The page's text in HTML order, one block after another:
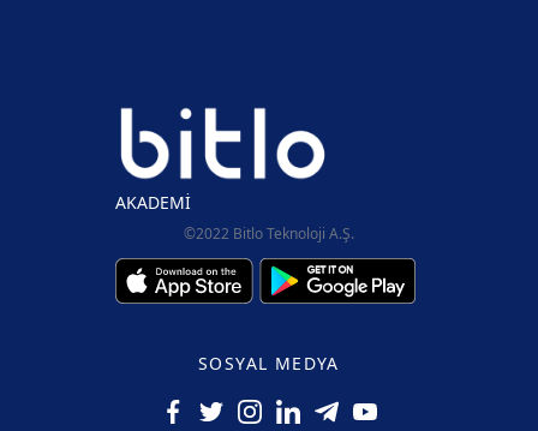
AKADEMİ
©2022 Bitlo Teknoloji A.Ş.
SOSYAL MEDYA